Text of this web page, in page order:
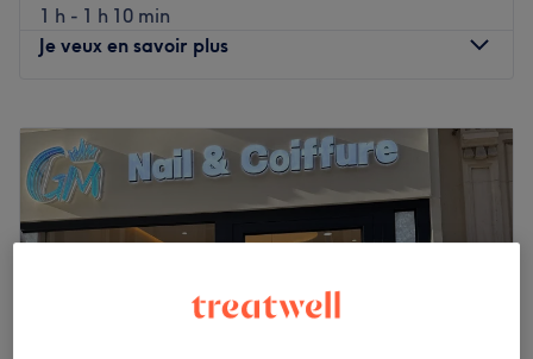
1 h - 1 h 10 min
Je veux en savoir plus
Mardi
10:00
20:00
Mercredi
10:00
Jeudi
10:00–20:00
Vendredi
10:00 – 20:00